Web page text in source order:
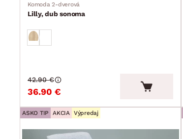
Komoda 2-dverová
Lilly, dub sonoma
36.90 €
42.90 €
ASKO TIP AKCIA Výpredaj